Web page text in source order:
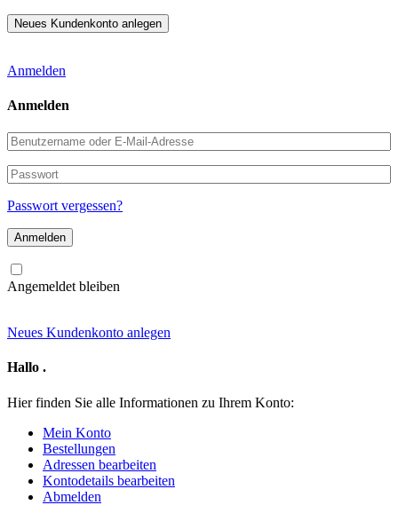
Anmelden
Anmelden
Benutzername
oder
E-
Mail-
Adresse
Passwort
Passwort vergessen?
Angemeldet bleiben
Neues Kundenkonto anlegen
Hallo .
Hier finden Sie alle Informationen zu Ihrem Konto:
Mein Konto
Bestellungen
Adressen bearbeiten
Kontodetails bearbeiten
Abmelden